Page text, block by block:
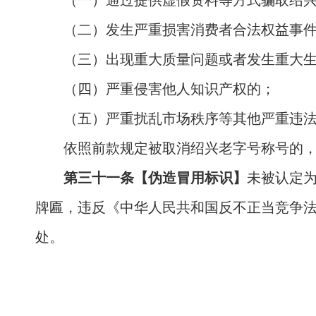
（二）发生严重损害消费者合法权益事
（三）出现重大质量问题或者发生重大
（四）严重侵害他人知识产权的；
（五）严重扰乱市场秩序等其他严重违
依照前款规定被取消绍兴老字号称号的
第三十一条【伪造冒用标识】 未被认定
牌匾，违反《中华人民共和国反不正当竞争
处。